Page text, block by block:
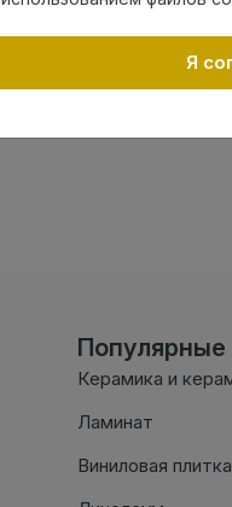
Популярные
Керамика и
Ламинат
Виниловая плитка
Я